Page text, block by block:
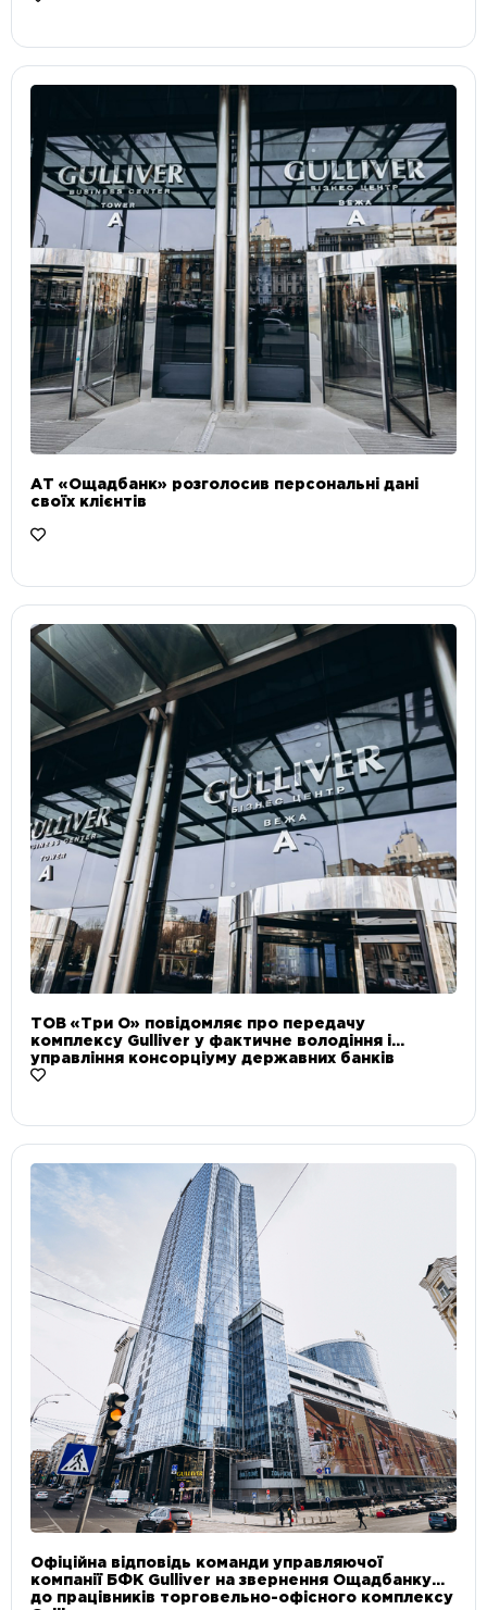
АТ «Ощадбанк» розголосив персональні дані
своїх клієнтів
ТОВ «Три О» повідомляє про передачу
комплексу Gulliver у фактичне володіння і
управління консорціуму державних банків
Офіційна відповідь команди управляючої
компанії БФК Gulliver на звернення Ощадбанку
до працівників торговельно-офісного комплексу